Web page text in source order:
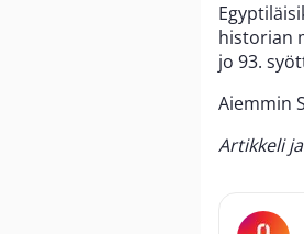
historian
jo 93.
Aiemmin
Artikkeli